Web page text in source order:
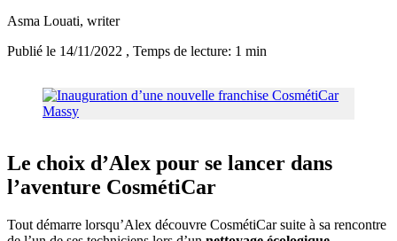
Asma Louati, writer
Publié le 14/11/2022 , Temps de lecture: 1 min
Le choix d’Alex pour se lancer dans
l’aventure CosmétiCar
Tout démarre lorsqu’Alex découvre CosmétiCar suite à sa rencontre